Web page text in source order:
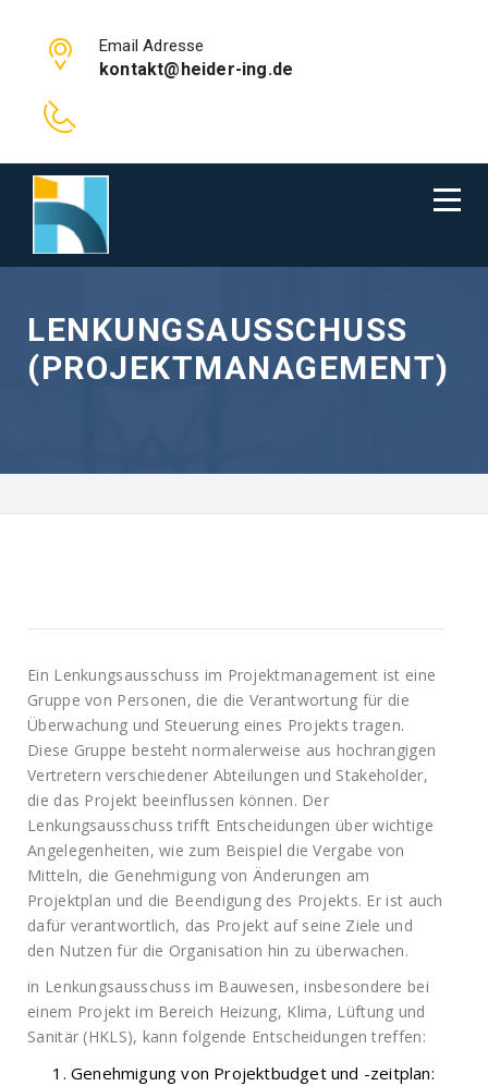
Email Adresse
kontakt@heider-ing.de
LENKUNGSAUSSCHUSS
(PROJEKTMANAGEMENT)
Ein Lenkungsausschuss im Projektmanagement ist eine
Gruppe von Personen, die die Verantwortung für die
Überwachung und Steuerung eines Projekts tragen.
Diese Gruppe besteht normalerweise aus hochrangigen
Vertretern verschiedener Abteilungen und Stakeholder,
die das Projekt beeinflussen können. Der
Lenkungsausschuss trifft Entscheidungen über wichtige
Angelegenheiten, wie zum Beispiel die Vergabe von
Mitteln, die Genehmigung von Änderungen am
Projektplan und die Beendigung des Projekts. Er ist auch
dafür verantwortlich, das Projekt auf seine Ziele und
den Nutzen für die Organisation hin zu überwachen.
in Lenkungsausschuss im Bauwesen, insbesondere bei
einem Projekt im Bereich Heizung, Klima, Lüftung und
Sanitär (HKLS), kann folgende Entscheidungen treffen:
Genehmigung von Projektbudget und -zeitplan: